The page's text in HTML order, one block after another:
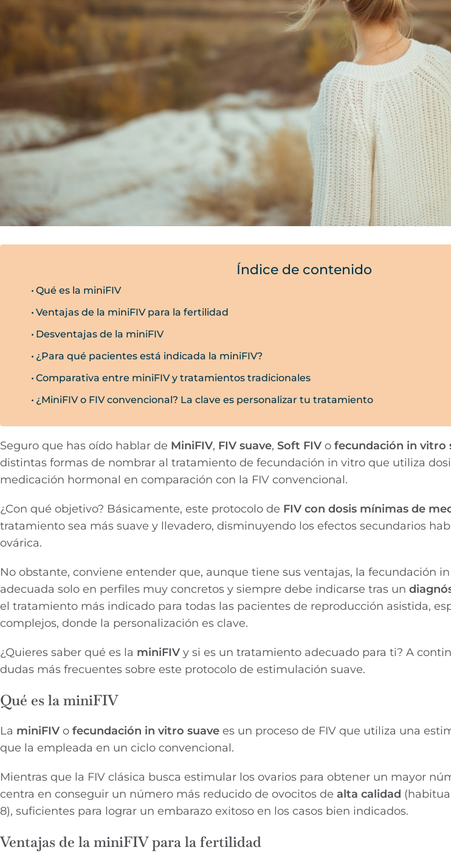
Índice de contenido
Qué es la miniFIV
Ventajas de la miniFIV para la fertilidad
Desventajas de la miniFIV
¿Para qué pacientes está indicada la miniFIV?
Comparativa entre miniFIV y tratamientos tradicionales
¿MiniFIV o FIV convencional? La clave es personalizar tu tratamiento
Seguro que has oído hablar de MiniFIV, FIV suave, Soft FIV o fecundación in vitro
distintas formas de nombrar al tratamiento de fecundación in vitro que utiliza
medicación hormonal en comparación con la FIV convencional.
¿Con qué objetivo? Básicamente, este protocolo de FIV con dosis mínimas de
tratamiento sea más suave y llevadero, disminuyendo los efectos secundarios
ovárica.
No obstante, conviene entender que, aunque tiene sus ventajas, la fecundación
adecuada solo en perfiles muy concretos y siempre debe indicarse tras un
el tratamiento más indicado para todas las pacientes de reproducción asistida,
complejos, donde la personalización es clave.
¿Quieres saber qué es la miniFIV y si es un tratamiento adecuado para ti? A
dudas más frecuentes sobre este protocolo de estimulación suave.
Qué es la miniFIV
La miniFIV o fecundación in vitro suave es un proceso de FIV que utiliza una
que la empleada en un ciclo convencional.
Mientras que la FIV clásica busca estimular los ovarios para obtener un mayor
centra en conseguir un número más reducido de ovocitos de alta calidad
8), suficientes para lograr un embarazo exitoso en los casos bien indicados.
Ventajas de la miniFIV para la fertilidad